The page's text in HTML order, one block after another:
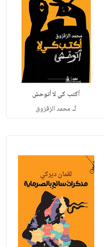
أكتب كي لا أتوحش
لـ محمد الزقزوق